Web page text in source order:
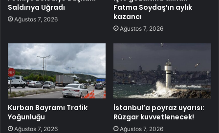
Saldırıya Uğradı
Ağustos 7, 2026
Fatma Soydaş’ın aylık
kazancı
Ağustos 7, 2026
Kurban Bayramı Trafik
Yoğunluğu
Ağustos 7, 2026
İstanbul’a poyraz uyarısı:
Rüzgar kuvvetlenecek!
Ağustos 7, 2026